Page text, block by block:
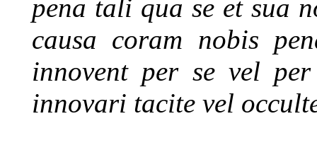
pena tali qua se et sua
causa coram nobis
innovent per se vel
innovari tacite vel